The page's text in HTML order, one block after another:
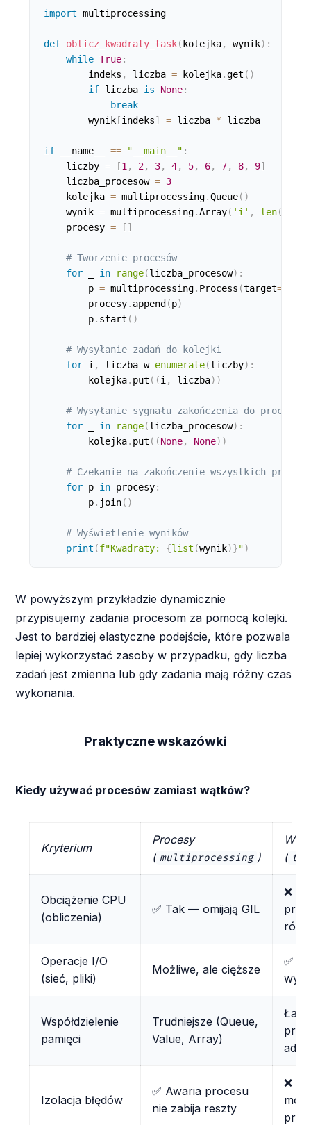
import multiprocessing
def oblicz_kwadraty_task( kolejka, wynik) :
while True:
        indeks
, liczba = kolejka.get ( )
if liczba is None:
break
        wynik
[indeks] = liczba * liczba
if __name__ == "__main__" :
    liczby
= [1 , 2, 3, 4, 5, 6, 7, 8, 9]
    liczba_procesow
= 3
    kolejka
= multiprocessing.Queue( )
    wynik
= multiprocessing.Array( 'i' , len(
    procesy
= [ ]
# Tworzenie procesów
for
in range(liczba_procesow) :
        p
= multiprocessing. Process (target=
        procesy
. append (p)
        p
. start ( )
# Wysyłanie zadań do kolejki
for i , liczba w enumerate(liczby) :
        kolejka
. put ( (i , liczba) )
# Wysyłanie sygnału zakończenia do procesów
for
in range(liczba_procesow) :
        kolejka
. put ( (None, None) )
# Czekanie na zakończenie wszystkich
for p in procesy:
        p
. join( )
# Wyświetlenie wyników
print (f"Kwadraty: {list (wynik)}")
W powyższym przykładzie dynamicznie
przypisujemy zadania procesom za pomocą kolejki.
Jest to bardziej elastyczne podejście, które pozwala
lepiej wykorzystać zasoby w przypadku, gdy liczba
zadań jest zmienna lub gdy zadania mają różny czas
wykonania.
Praktyczne wskazówki
Kiedy używać procesów zamiast wątków?
Kryterium
Procesy
( multiprocessing )
(
Obciążenie CPU
(obliczenia)
✅ Tak — omijają GIL
❌
Operacje I/O
(sieć, pliki)
Możliwe, ale cięższe
✅
Współdzielenie
pamięci
Trudniejsze (Queue,
Value, Array)
Izolacja błędów
✅ Awaria procesu
nie zabija reszty
❌